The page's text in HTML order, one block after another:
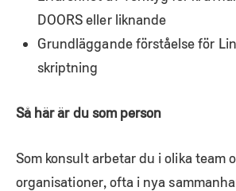
DOORS eller liknande
Grundläggande förståelse för
skriptning
Så här är du som person
Som konsult arbetar du i olika team
organisationer, ofta i nya